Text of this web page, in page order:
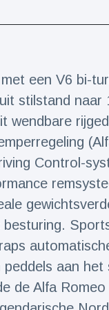
een V6 bi-
stilstand naar
wendbare
Control-
aan
de Alfa